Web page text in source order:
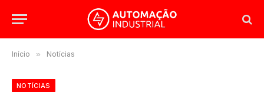
Início » Notícias
NOTÍCIAS